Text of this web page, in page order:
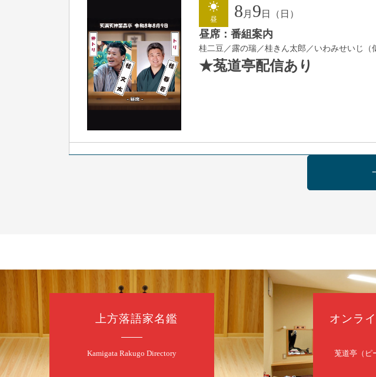
昼 8 月 9 日（日）
昼席：番組案内
桂二豆／露の瑞／桂きん太郎／いわみせいじ
★菟道亭配信あり
昼 10 日（月）
昼席：番組案内
桂九寿玉／桂弥太郎／桂かい枝※／けんたと
上方落語家名鑑
Kamigata Rakugo Directory
オンラ
莵道亭（ピ